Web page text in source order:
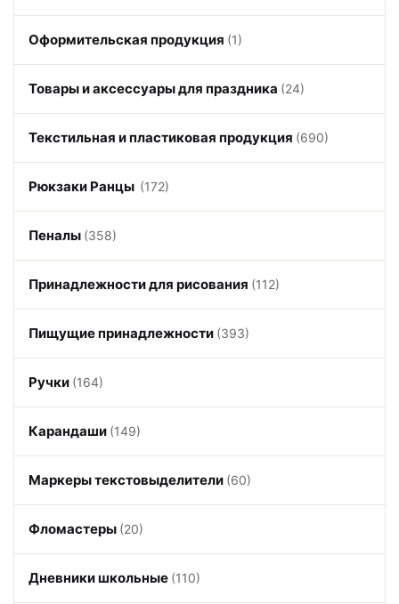
Оформительская продукция (1)
Товары и аксессуары для праздника (24)
Текстильная и пластиковая продукция (690)
Рюкзаки Ранцы (172)
Пеналы (358)
Принадлежности для рисования (112)
Пищущие принадлежности (393)
Ручки (164)
Карандаши (149)
Маркеры текстовыделители (60)
Фломастеры (20)
Дневники школьные (110)